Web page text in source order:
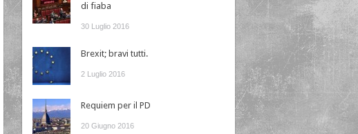
di fiaba
30 Luglio 2016
Brexit; bravi tutti.
2 Luglio 2016
Requiem per il PD
20 Giugno 2016